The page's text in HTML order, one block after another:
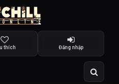
thích Đăng nhập